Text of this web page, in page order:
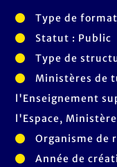
Type de
Statut : Public
Type de
Ministères de
l'Enseignement
l'Espace,
Organisme de
Année de